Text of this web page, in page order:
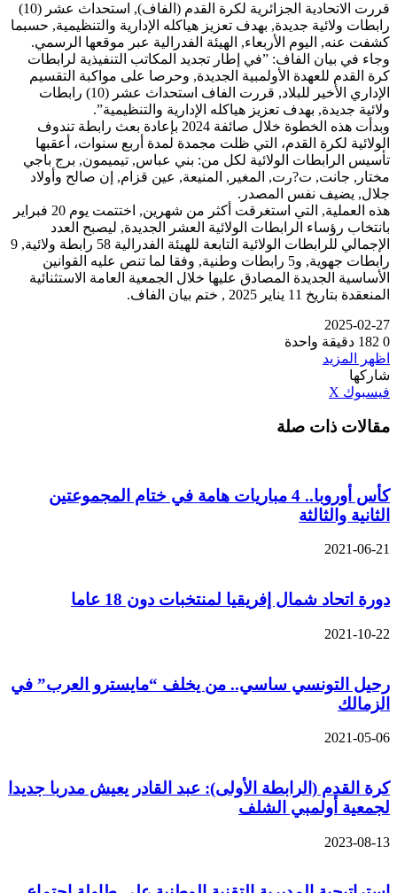
قررت الاتحادية الجزائرية لكرة القدم (الفاف), استحداث عشر (10)
رابطات ولائية جديدة, بهدف تعزيز هياكله الإدارية والتنظيمية, حسبما
كشفت عنه, اليوم الأربعاء, الهيئة الفدرالية عبر موقعها الرسمي.
وجاء في بيان الفاف: ”في إطار تجديد المكاتب التنفيذية لرابطات
كرة القدم للعهدة الأولمبية الجديدة, وحرصا على مواكبة التقسيم
الإداري الأخير للبلاد, قررت الفاف استحداث عشر (10) رابطات
ولائية جديدة, بهدف تعزيز هياكله الإدارية والتنظيمية”.
وبدأت هذه الخطوة خلال صائفة 2024 بإعادة بعث رابطة تندوف
الولائية لكرة القدم، التي ظلت مجمدة لمدة أربع سنوات، أعقبها
تأسيس الرابطات الولائية لكل من: بني عباس, تيميمون, برج باجي
مختار, جانت, ت?رت, المغير, المنيعة, عين قزام, إن صالح وأولاد
جلال, يضيف نفس المصدر.
هذه العملية, التي استغرقت أكثر من شهرين, اختتمت يوم 20 فبراير
بانتخاب رؤساء الرابطات الولائية العشر الجديدة, ليصبح العدد
الإجمالي للرابطات الولائية التابعة للهيئة الفدرالية 58 رابطة ولائية, 9
رابطات جهوية, و5 رابطات وطنية, وفقا لما تنص عليه القوانين
الأساسية الجديدة المصادق عليها خلال الجمعية العامة الاستثنائية
المنعقدة بتاريخ 11 يناير 2025 , ختم بيان الفاف.
2025-02-27
0
دقيقة واحدة
اظهر المزيد
شاركها
فيسبوك ‫X
البريد
مقالات ذات صلة
كأس أوروبا.. 4 مباريات هامة في ختام المجموعتين
الثانية والثالثة
2021-06-21
دورة اتحاد شمال إفريقيا لمنتخبات دون 18 عاما
2021-10-22
رحيل التونسي ساسي.. من يخلف “مايسترو العرب” في
الزمالك
2021-05-06
كرة القدم (الرابطة الأولى): عبد القادر يعيش مدربا جديدا
لجمعية أولمبي الشلف
2023-08-13